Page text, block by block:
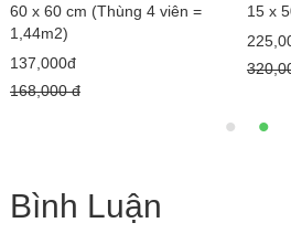
Loại 1
1380 x 3860 mm
13,100,000đ
17,150,000 đ
60 x
Bình Luận